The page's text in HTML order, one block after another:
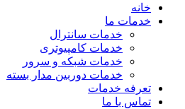
خانه
خدمات ما
خدمات سانترال
خدمات کامپیوتری
خدمات شبکه و سرور
خدمات دوربین مدار بسته
تعرفه خدمات
تماس با ما